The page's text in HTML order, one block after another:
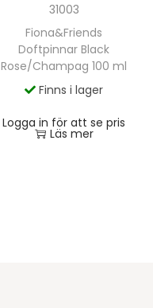
31003
Fiona&Friends
Doftpinnar Black
Rose/Champag 100 ml
Finns i lager
Logga in för att se pris
Läs mer